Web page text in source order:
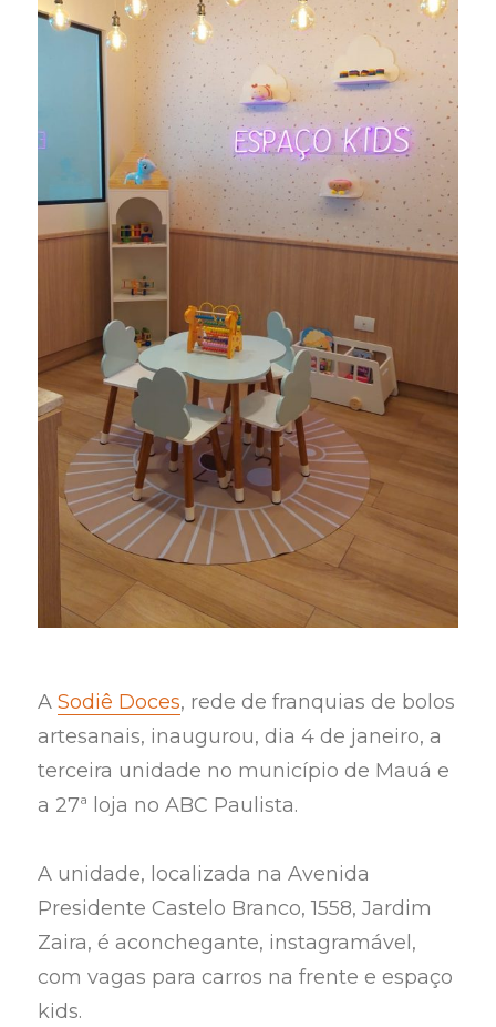
ASodiê Doces, rede de franquias de bolos
artesanais, inaugurou, dia 4 de janeiro, a
terceira unidade no município de Mauá e
a 27ª loja no ABC Paulista.
A unidade, localizada na Avenida
Presidente Castelo Branco, 1558, Jardim
Zaira, é aconchegante, instagramável,
com vagas para carros na frente e espaço
kids.